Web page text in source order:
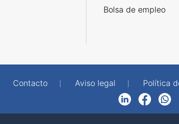
Bolsa de empleo
Contacto Aviso legal Política
FacebookWhatsApp